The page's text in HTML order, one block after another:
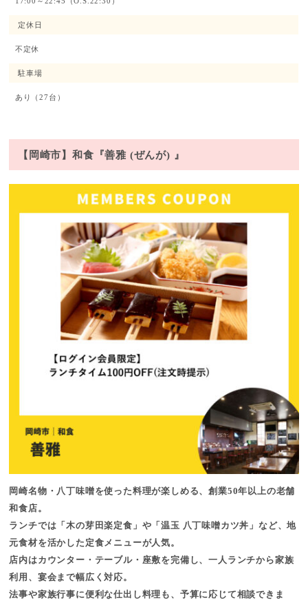
定休日
不定休
駐車場
あり（27台）
【岡崎市】和食『善雅 (ぜんが) 』
岡崎名物・八丁味噌を使った料理が楽しめる、創業50年以上の老舗
和食店。
ランチでは「木の芽田楽定食」や「温玉 八丁味噌カツ丼」など、地
元食材を活かした定食メニューが人気。
店内はカウンター・テーブル・座敷を完備し、一人ランチから家族
利用、宴会まで幅広く対応。
法事や家族行事に便利な仕出し料理も、予算に応じて相談できま